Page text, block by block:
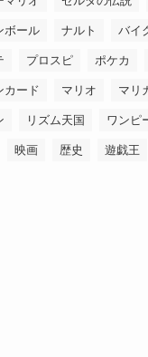
ボール ナルト バイ
プロスピ ポケカ
カード マリオ マリ
リズム天国 ワンピ
映画 歴史 遊戯王